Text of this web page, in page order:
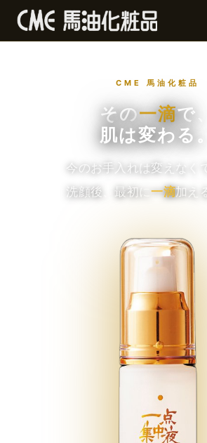
CME 馬油化粧品
その一滴で、
肌は変わる。
今のお手入れは変えなく
洗顔後、最初に一滴加え